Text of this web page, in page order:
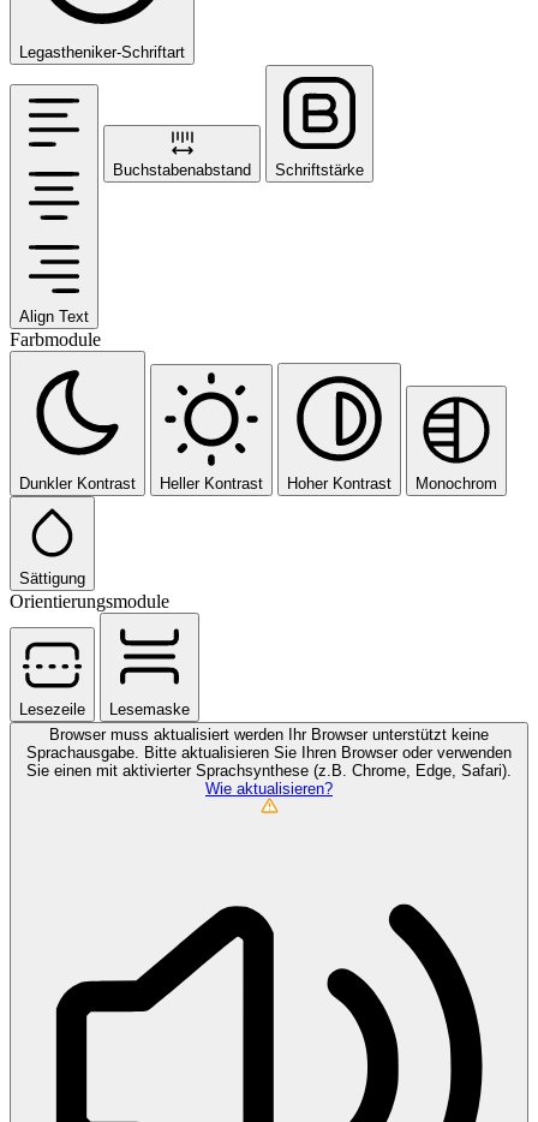
Legastheniker-Schriftart
Align Text
Buchstabenabstand Schriftstärke
Farbmodule
Dunkler Kontrast Heller Kontrast Hoher Kontrast Monochrom
Sättigung
Orientierungsmodule
Lesezeile
Lesemaske
Browser muss aktualisiert werden
Ihr Browser unterstützt keine
Sprachausgabe. Bitte aktualisieren Sie Ihren Browser oder verwenden
Sie einen mit aktivierter Sprachsynthese (z.B. Chrome, Edge, Safari).
Wie aktualisieren?